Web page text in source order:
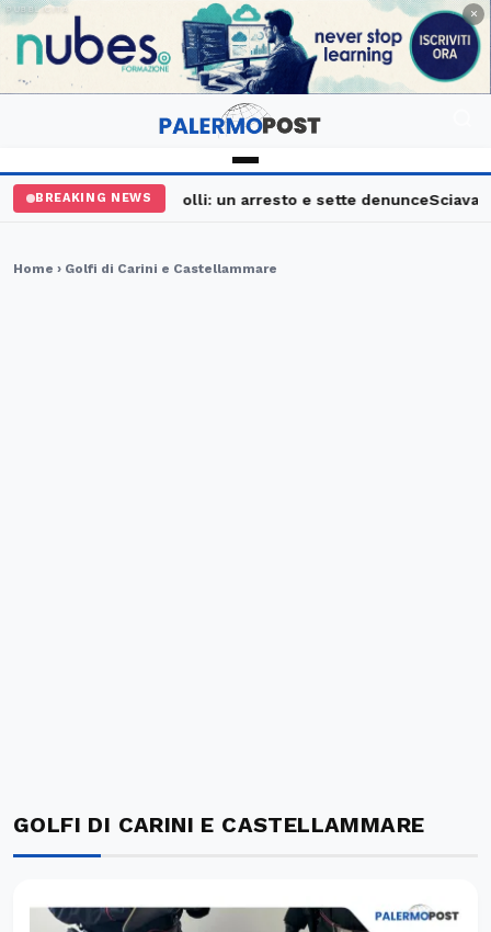
PUBBLICITÀ ×
BREAKING NEWS
maxi controlli: un arresto e sette denunceSciavata
Home › Golfi di Carini e Castellammare
GOLFI DI CARINI E CASTELLAMMARE